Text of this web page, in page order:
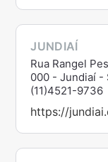
JUNDIAÍ
Rua Rangel
000 - Jundiaí -
(11)4521-9736
https://